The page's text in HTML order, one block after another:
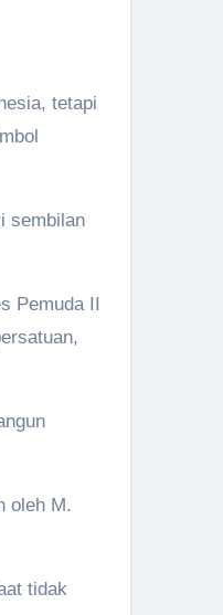
tetapi
sembilan
Pemuda II
oleh M.
tidak